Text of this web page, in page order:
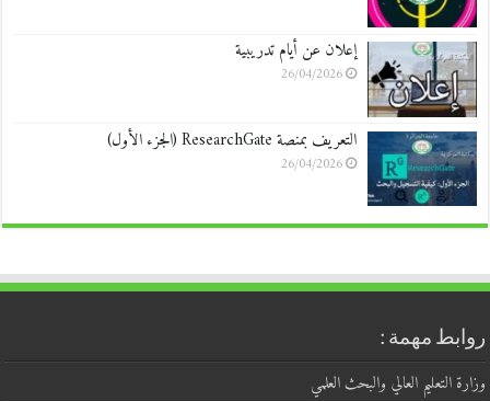
إعلان عن أيام تدريبية
26/04/2026
التعريف بمنصة ResearchGate (الجزء الأول)
26/04/2026
روابط مهمة :
وزارة التعليم العالي والبحث العلمي